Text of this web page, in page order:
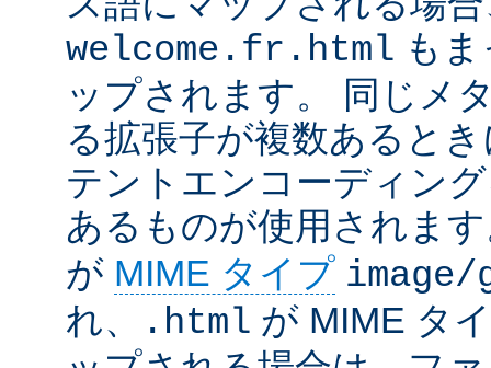
welcome.fr.html も
ップされます。 同じメ
る拡張子が複数あると
テントエンコーディン
あるものが使用されま
が MIME タイプ
れ、
.html が MIME タ